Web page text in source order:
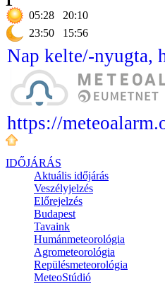
05:28
20:10
23:50
15:56
Nap kelte/-nyugta,
https://
IDŐJÁRÁS
Aktuális időjárás
Veszélyjelzés
Előrejelzés
Budapest
Tavaink
Humánmeteorológia
Agrometeorológia
Repülésmeteorológia
MeteoStúdió